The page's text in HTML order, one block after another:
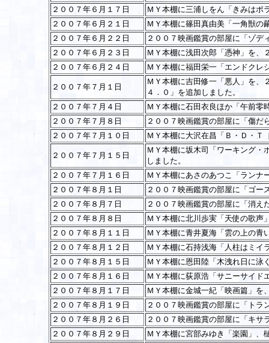
２００７年６月１７日
ＭＹ本棚に三浦しをん「きみはポ
２００７年６月２１日
ＭＹ本棚に篠田真由美「一角獣
２００７年６月２２日
２００７映画鑑賞の部屋に「ゾデ
２００７年６月２３日
ＭＹ本棚に浅田次郎「憑神」を、
２００７年６月２４日
ＭＹ本棚に福田栄一「エンドクレ
２００７年７月１日
ＭＹ本棚に吉田修一「悪人」を、
４．０」を追加しました。
２００７年７月４日
ＭＹ本棚に石田衣良ほか「午前零
２００７年７月８日
２００７映画鑑賞の部屋に「傷だ
２００７年７月１０日
ＭＹ本棚に大沢在昌「Ｂ・Ｄ・Ｔ
２００７年７月１５日
ＭＹ本棚に坂木司「ワーキング
しました。
２００７年７月１６日
ＭＹ本棚にあさのあつこ「ランナ
２００７年８月１日
２００７映画鑑賞の部屋に「ゴー
２００７年８月７日
２００７映画鑑賞の部屋に「消え
２００７年８月８日
ＭＹ本棚に北川歩実「天使の歌声
２００７年８月１１日
ＭＹ本棚に青井夏海「雲の上の青
２００７年８月１２日
ＭＹ本棚に石持浅海「人柱はミイ
２００７年８月１５日
ＭＹ本棚に恩田陸「木洩れ日に泳
２００７年８月１６日
ＭＹ本棚に荻原浩「サニーサイド
２００７年８月１７日
ＭＹ本棚に金城一紀「映画篇」を
２００７年８月１９日
２００７映画鑑賞の部屋に「トラ
２００７年８月２６日
２００７映画鑑賞の部屋に「キサ
２００７年８月２９日
ＭＹ本棚に宮部みゆき「楽園」、